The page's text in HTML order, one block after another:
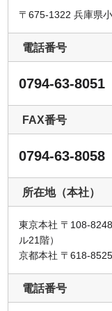
〒675-1322 兵庫県
電話番号
0794-63-8051
FAX番号
0794-63-8058
所在地（本社）
東京本社 〒108-
ル21階）
京都本社 〒618-
電話番号